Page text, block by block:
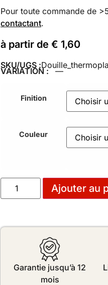
Pour toute commande de
contactant.
à partir de € 1,60
SKU/UGS :
VARIATION : —
Finition
Couleur
Ajouter au
Garantie jusqu’à 12
mois